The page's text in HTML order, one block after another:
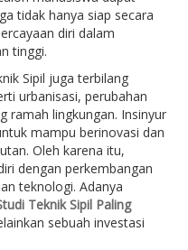
tidak hanya siap secara
diri dalam
tinggi.
Sipil juga terbilang
urbanisasi, perubahan
ramah lingkungan. Insinyur
mampu berinovasi dan
Oleh karena itu,
dengan perkembangan
teknologi. Adanya
Teknik Sipil Paling
sebuah investasi